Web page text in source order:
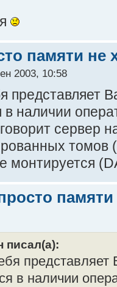
памяти не
2003, 10:58
представляет
наличии
сервер
томов
монтируется
памяти
писал(а):
в наличии